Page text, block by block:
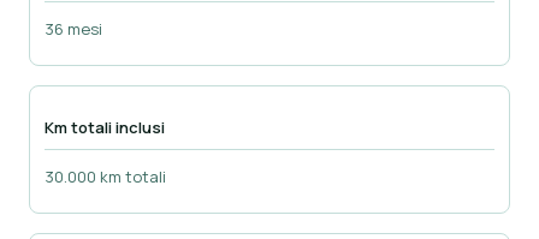
36 mesi
Km totali inclusi
30.000 km totali